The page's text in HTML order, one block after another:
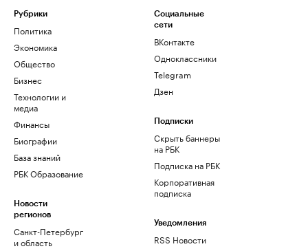
Рубрики
Политика
Экономика
Общество
Бизнес
Технологии и
медиа
Финансы
Биографии
База знаний
РБК Образование
Новости
регионов
Санкт-Петербург
и область
Социальные
сети
ВКонтакте
Одноклассники
Telegram
Дзен
Подписки
Скрыть баннеры
на РБК
Подписка на РБК
Корпоративная
подписка
Уведомления
RSS Новости